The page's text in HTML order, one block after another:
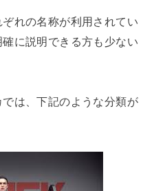
れの名称が利用されてい
に説明できる方も少ない
は、下記のような分類が